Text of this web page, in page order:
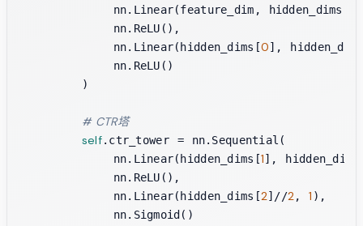
            nn.Linear(feature_dim, hidden_dims[
            nn.ReLU(),
            nn.Linear(hidden_dims[
0],
            nn.ReLU()
        )
# CTR塔
self.ctr_tower = nn.Sequential(
            nn.Linear(hidden_dims[
1],
            nn.ReLU(),
            nn.Linear(hidden_dims[
2]//2, 1 ),
            nn.Sigmoid()